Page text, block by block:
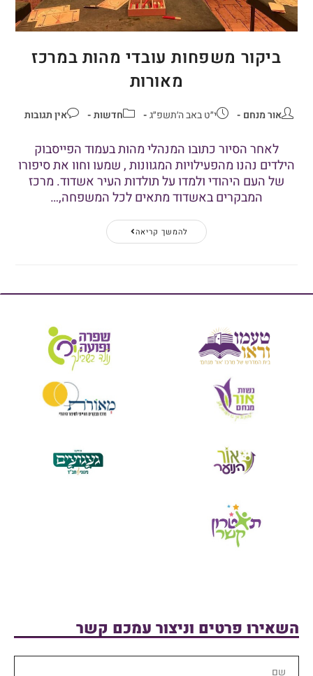
ביקור משפחות עובדי מהות במרכז
מאורות
אור מנחם י״ט באב ה׳תשפ״ג חדשות אין תגובות
לאחר הסיור כתובו המנהלי מהות בעמוד הפייסבוק
הילדים נהנו מהפעילויות המגוונות , שמעו וחוו את סיפורו
של העם היהודי ולמדו על תולדות העיר אשדוד. מרכז
המבקרים באשדוד מתאים לכל המשפחה,…
להמשך קריאה
השאירו פרטים וניצור עמכם קשר